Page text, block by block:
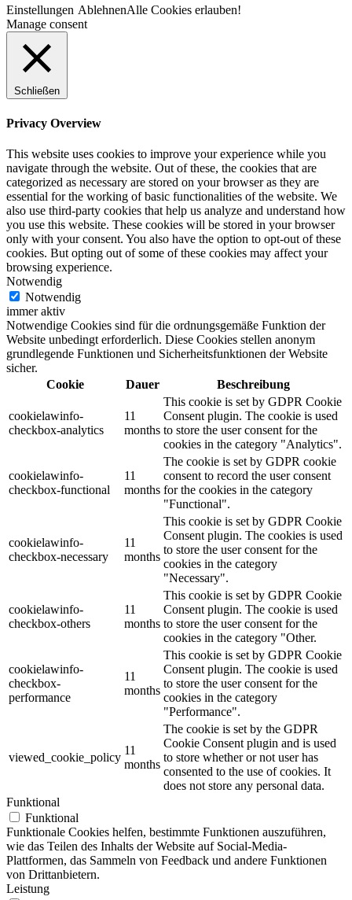
Einstellungen AblehnenAlle Cookies erlauben!
Manage consent
Schließen
Privacy Overview
This website uses cookies to improve your experience while you
navigate through the website. Out of these, the cookies that are
categorized as necessary are stored on your browser as they are
essential for the working of basic functionalities of the website. We
also use third-party cookies that help us analyze and understand how
you use this website. These cookies will be stored in your browser
only with your consent. You also have the option to opt-out of these
cookies. But opting out of some of these cookies may affect your
browsing experience.
Notwendig
Notwendig
immer aktiv
Notwendige Cookies sind für die ordnungsgemäße Funktion der
Website unbedingt erforderlich. Diese Cookies stellen anonym
grundlegende Funktionen und Sicherheitsfunktionen der Website
sicher.
Cookie
Dauer Beschreibung
cookielawinfo-
checkbox-analytics
11
months
This cookie is set by GDPR Cookie
Consent plugin. The cookie is used
to store the user consent for the
cookies in the category "Analytics".
cookielawinfo-
checkbox-functional
11
months
The cookie is set by GDPR cookie
consent to record the user consent
for the cookies in the category
"Functional".
cookielawinfo-
checkbox-necessary
11
months
This cookie is set by GDPR Cookie
Consent plugin. The cookies is used
to store the user consent for the
cookies in the category
"Necessary".
cookielawinfo-
checkbox-others
11
months
This cookie is set by GDPR Cookie
Consent plugin. The cookie is used
to store the user consent for the
cookies in the category "Other.
cookielawinfo-
checkbox-
performance
11
months
This cookie is set by GDPR Cookie
Consent plugin. The cookie is used
to store the user consent for the
cookies in the category
"Performance".
viewed_cookie_policy
11
months
The cookie is set by the GDPR
Cookie Consent plugin and is used
to store whether or not user has
consented to the use of cookies. It
does not store any personal data.
Funktional
Funktional
Funktionale Cookies helfen, bestimmte Funktionen auszuführen,
wie das Teilen des Inhalts der Website auf Social-Media-
Plattformen, das Sammeln von Feedback und andere Funktionen
von Drittanbietern.
Leistung